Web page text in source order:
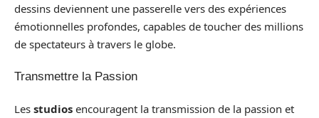
dessins deviennent une passerelle vers des expériences
émotionnelles profondes, capables de toucher des millions
de spectateurs à travers le globe.
Transmettre la Passion
Les studios encouragent la transmission de la passion et